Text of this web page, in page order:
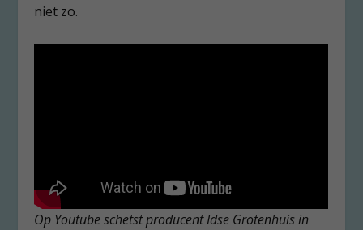
niet zo.
Op Youtube schetst producent Idse Grotenhuis in